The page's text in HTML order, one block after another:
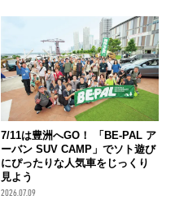
7/11は豊洲へGO！ 「BE-PAL ア
ーバン SUV CAMP」でソト遊び
にぴったりな人気車をじっくり
見よう
2026.07.09